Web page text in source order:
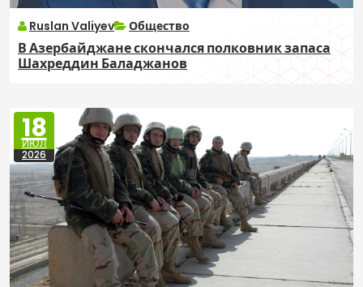
Ruslan Valiyev Общество
В Азербайджане скончался полковник запаса
Шахреддин Баладжанов
18
ИЮЛ
2026